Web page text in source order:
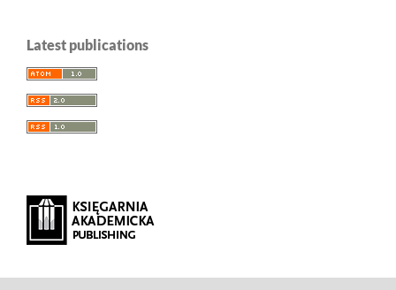
Latest publications